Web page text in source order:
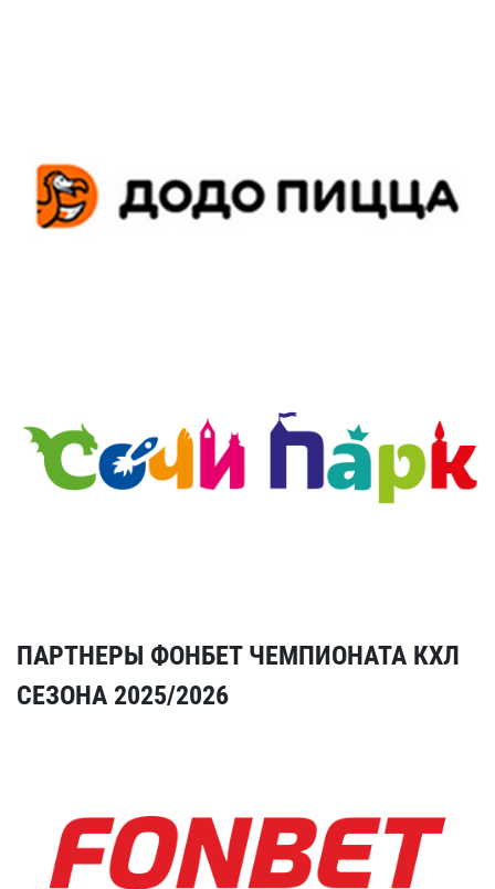
ПАРТНЕРЫ ФОНБЕТ ЧЕМПИОНАТА КХЛ
СЕЗОНА 2025/2026